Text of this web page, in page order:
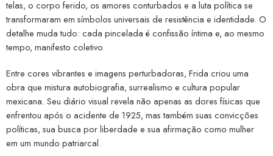
telas, o corpo ferido, os amores conturbados e a luta política se
transformaram em símbolos universais de resistência e identidade. O
detalhe muda tudo: cada pincelada é confissão íntima e, ao mesmo
tempo, manifesto coletivo.
Entre cores vibrantes e imagens perturbadoras, Frida criou uma
obra que mistura autobiografia, surrealismo e cultura popular
mexicana. Seu diário visual revela não apenas as dores físicas que
enfrentou após o acidente de 1925, mas também suas convicções
políticas, sua busca por liberdade e sua afirmação como mulher
em um mundo patriarcal.